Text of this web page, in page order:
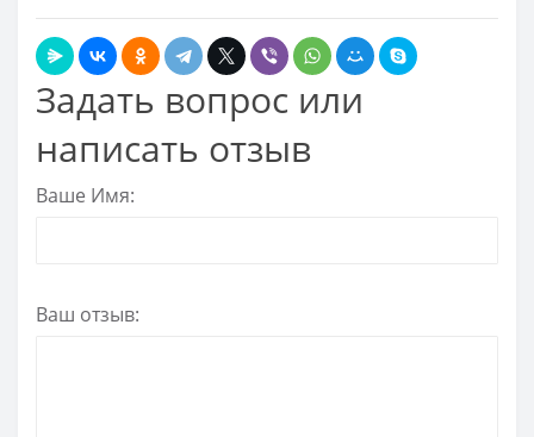
Задать вопрос или
написать отзыв
Ваше Имя:
Ваш отзыв: